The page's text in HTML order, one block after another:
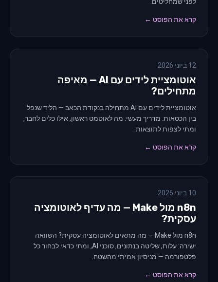
קרא את הפוסט ←
12 ביוני 2026
אוטומציית לידים עם AI — מאיפה
מתחילים?
אוטומציית לידים עם AI מתחילה בנקודת הכאב — הליד שנפל
בין הכסאות. מדריך מעשי: מה לאוטמט ראשון, אילו כלים לחבר,
ומתי לצפות לתוצאות.
קרא את הפוסט ←
10 ביוני 2026
n8n מול Make — מה עדיף לאוטומציה
עסקית?
n8n מול Make — מה מתאים לאוטומציה עסקית? השוואה
ישירה: עלות, שליטה בנתונים, סוכני AI, ומתי כדאי לבחור כל
פלטפורמה — מניסיון אמיתי מהשטח.
קרא את הפוסט ←